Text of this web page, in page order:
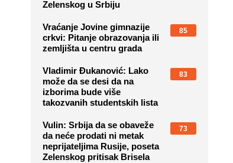
Zelenskog u Srbiju
Vraćanje Jovine gimnazije
crkvi: Pitanje obrazovanja ili
zemljišta u centru grada
85
Vladimir Đukanović: Lako
može da se desi da na
izborima bude više
takozvanih studentskih lista
83
Vulin: Srbija da se obaveže
da neće prodati ni metak
neprijateljima Rusije, poseta
Zelenskog pritisak Brisela
73